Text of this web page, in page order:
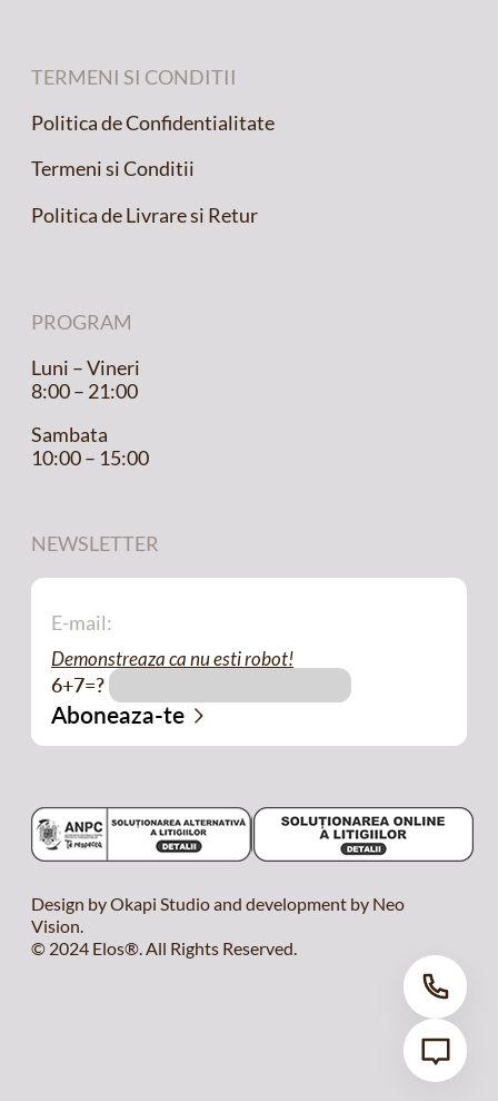
TERMENI SI CONDITII
Politica de Confidentialitate
Termeni si Conditii
Politica de Livrare si Retur
PROGRAM
Luni – Vineri
8:00 – 21:00
Sambata
10:00 – 15:00
NEWSLETTER
Demonstreaza ca nu esti robot!
6+7=?
Design by Okapi Studio and development by Neo
Vision.
© 2024 Elos®. All Rights Reserved.